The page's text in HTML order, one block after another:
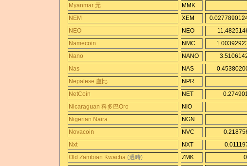
Myanmar 元
MMK
NEM
XEM
NEO
NEO
Namecoin
NMC
Nano
NANO
Nas
NAS
Nepalese 盧比
NPR
NetCoin
NET
Nicaraguan 科多巴Oro
NIO
Nigerian Naira
NGN
Novacoin
NVC
Nxt
NXT
Old Zambian Kwacha (過時) ZMK